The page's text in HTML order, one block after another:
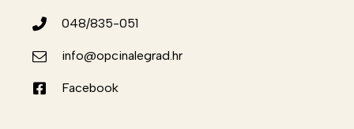
048/835-051
info@opcinalegrad.hr
Facebook